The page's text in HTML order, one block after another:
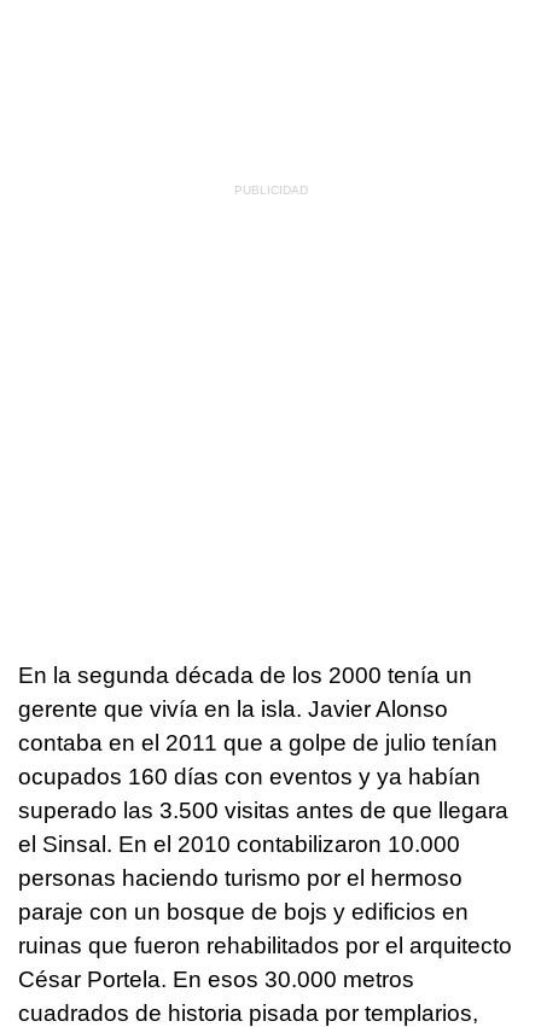
En la segunda década de los 2000 tenía un
gerente que vivía en la isla. Javier Alonso
contaba en el 2011 que a golpe de julio tenían
ocupados 160 días con eventos y ya habían
superado las 3.500 visitas antes de que llegara
el Sinsal. En el 2010 contabilizaron 10.000
personas haciendo turismo por el hermoso
paraje con un bosque de bojs y edificios en
ruinas que fueron rehabilitados por el arquitecto
César Portela. En esos 30.000 metros
cuadrados de historia pisada por templarios,